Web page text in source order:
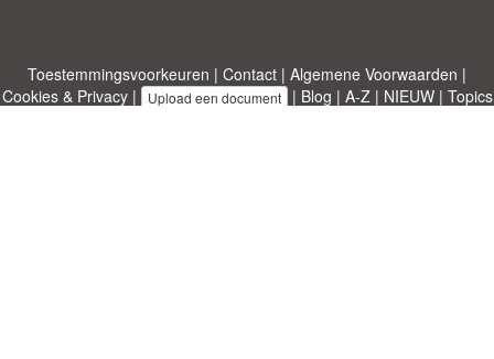
Toestemmingsvoorkeuren | Contact | Algemene Voorwaarden |
Cookies & Privacy| Upload een document | Blog | A-Z | NIEUW| Topics